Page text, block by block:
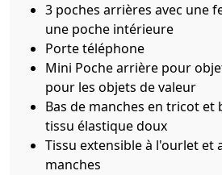
3 poches arrières avec une
une poche intérieure
Porte téléphone
Mini Poche arrière pour
pour les objets de valeur
Bas de manches en tricot et
tissu élastique doux
Tissu extensible à l'ourlet et
manches